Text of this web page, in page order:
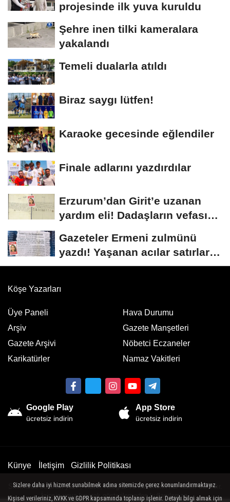
projesinde ilk yuva kuruldu
Şehre inen tilki kameralara
yakalandı
Temeli dualarla atıldı
Biraz saygı lütfen!
Karaoke gecesinde eğlendiler
Finale adlarını yazdırdılar
Erzurum’dan Girit’e uzanan
yardım eli! Dadaşların vefası
Gazeteler Ermeni zulmünü
yazdı! Yaşanan acılar satırlara
böyle...
Köşe Yazarları
Üye Paneli
Arşiv
Gazete Arşivi
Karikatürler
Hava Durumu
Gazete Manşetleri
Nöbetci Eczaneler
Namaz Vakitleri
Google Play
ücretsiz indirin
App Store
ücretsiz indirin
Künye İletişim Gizlilik Politikası
Sitemizde bulunan yazı , video, fotoğraf ve haberlerin her hakkı saklıdır.
İzinsiz veya kaynak gösterilemeden kullanılamaz.
Sizlere daha iyi hizmet sunabilmek adına sitemizde çerez konumlandırmaktayız.
Kişisel verileriniz, KVKK ve GDPR kapsamında toplanıp işlenir. Detaylı bilgi almak için